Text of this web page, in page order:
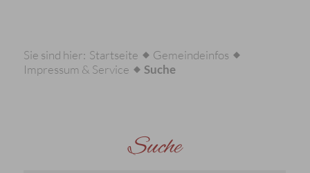
Sie sind hier: Startseite
Gemeindeinfos
Impressum & Service
Suche
Suche